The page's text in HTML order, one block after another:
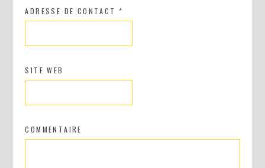
ADRESSE DE CONTACT*
SITE WEB
COMMENTAIRE